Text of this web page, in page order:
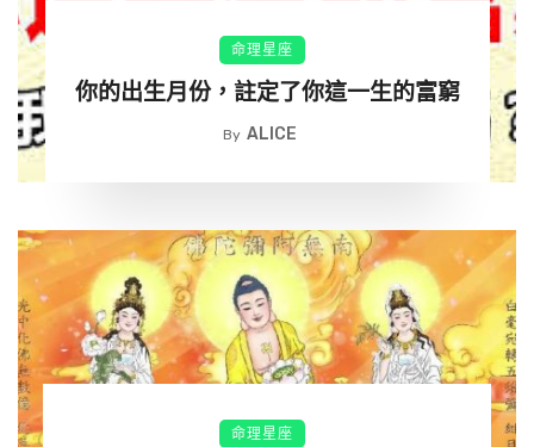
樂！平安健康！
我希望我的媽媽永遠開心快樂，好運年年有。請為媽媽
迷信一回！！..
所以我轉了。
別的可以不轉，這個必須為母親轉一個…願天下母親健
康長壽 ..媽媽，你辛苦了
命理星座
你的出生月份，註定了你這一生的富窮
By ALICE
命理星座